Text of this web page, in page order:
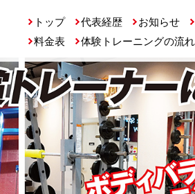
トップ 代表経歴 お知らせ
料金表
体験トレーニングの流れ